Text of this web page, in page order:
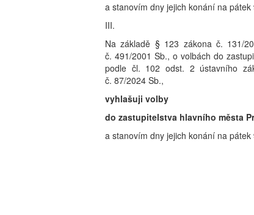
a stanovím dny jejich konání na
III.
Na základě § 123 zákona č. 131/
č. 491/2001 Sb., o volbách do
podle čl. 102 odst. 2 ústavního
č. 87/2024 Sb.,
vyhlašuji volby
do zastupitelstva hlavního města
a stanovím dny jejich konání na